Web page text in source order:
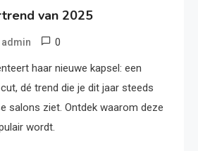
van 2025
admin 0
haar nieuwe kapsel: een
dé trend die je dit jaar steeds
salons ziet. Ontdek waarom deze
wordt.